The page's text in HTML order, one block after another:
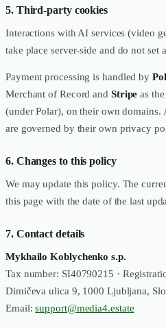
5. Third-party cookies
Interactions with AI services (video
take place server-side and do not set
Payment processing is handled by
Merchant of Record and Stripe as
(under Polar), on their own domains.
are governed by their own privacy
6. Changes to this policy
We may update this policy. The
this page with the date of the last
7. Contact details
Mykhailo Koblychenko s.p.
Tax number: SI40790215 ·
Dimičeva ulica 9, 1000 Ljubljana,
Email: support@media4.estate